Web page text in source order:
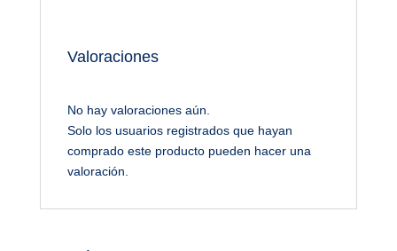
Valoraciones
No hay valoraciones aún.
Solo los usuarios registrados que hayan
comprado este producto pueden hacer una
valoración.